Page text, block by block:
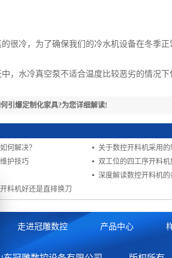
冷，为了确保我们的冷水机设备在冬季正
真空泵不适合温度比较恶劣的情况下使
引爆定制化家具?为您详细解读!
何解决？ 关于数控开料机采用的
护技巧
深度解读数控开料机
料机好还是直排换刀
走进冠雕数控 产品中心